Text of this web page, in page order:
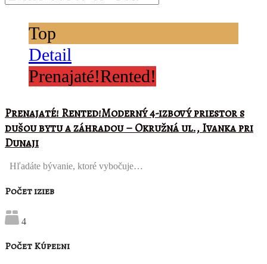
Top
Detail
Prenajaté!Rented!
Prenajaté! Rented!Moderný 4-izbový priestor s
dušou bytu a záhradou – Okružná ul., Ivanka pri
Dunaji
Hľadáte bývanie, ktoré vybočuje…
Počet izieb
4
Počet Kúpeľni